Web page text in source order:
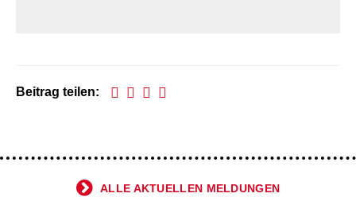
Beitrag teilen:
ALLE AKTUELLEN MELDUNGEN